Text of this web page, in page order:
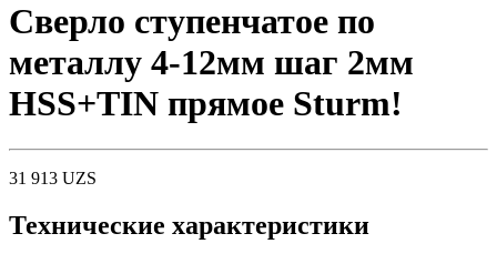
Сверло ступенчатое по
металлу 4-12мм шаг 2мм
HSS+TIN прямое Sturm!
31 913 UZS
Технические характеристики